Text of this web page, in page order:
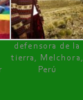
defensora de la
tierra, Melchora,
Perú